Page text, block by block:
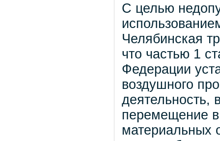
С целью
Челябинская
что частью 1
Федерации
воздушного
деятельность,
перемещение
материальных